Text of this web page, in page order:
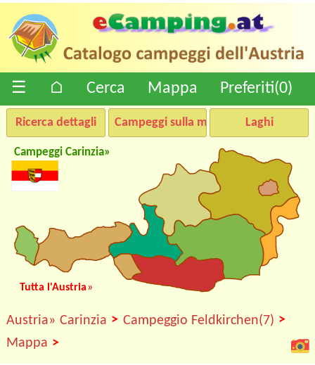
☰ ⌂ Cerca Mappa Preferiti(0)
Ricerca dettagli Campeggi sulla mappa Laghi
Campeggi Carinzia»
Tutta l'Austria»
Austria» Carinzia > Campeggio Feldkirchen(7) >
Mappa >